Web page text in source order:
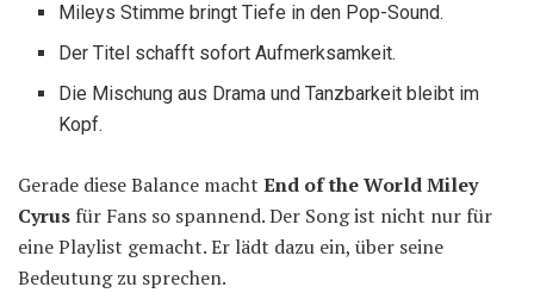
Mileys Stimme bringt Tiefe in den Pop-Sound.
Der Titel schafft sofort Aufmerksamkeit.
Die Mischung aus Drama und Tanzbarkeit bleibt im
Kopf.
Gerade diese Balance macht End of the World Miley
Cyrus für Fans so spannend. Der Song ist nicht nur für
eine Playlist gemacht. Er lädt dazu ein, über seine
Bedeutung zu sprechen.